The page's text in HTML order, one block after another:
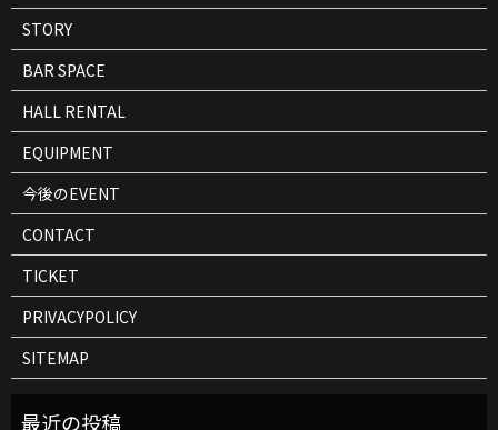
STORY
BAR SPACE
HALL RENTAL
EQUIPMENT
今後のEVENT
CONTACT
TICKET
PRIVACYPOLICY
SITEMAP